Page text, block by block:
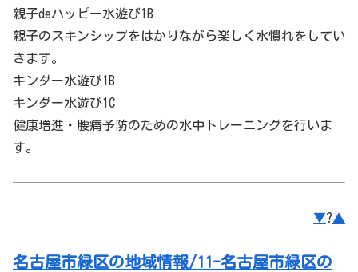
親子deハッピー水遊び1B
親子のスキンシップをはかりながら楽しく水慣れをしてい
きます。
キンダー水遊び1B
キンダー水遊び1C
健康増進・腰痛予防のための水中トレーニングを行いま
す。
▼?▲
名古屋市緑区の地域情報/11-名古屋市緑区の